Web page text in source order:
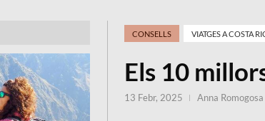
Els 10
CONSELLS VIATGES A COSTA
13 Febr, 2025 Anna Romogosa